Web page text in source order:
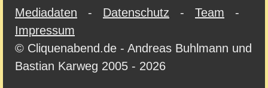
Kommentar
und Regeln /
Essen 2023
Mediadaten - Datenschutz - Team -
Impressum
© Cliquenabend.de - Andreas Buhlmann und
Bastian Karweg 2005 - 2026